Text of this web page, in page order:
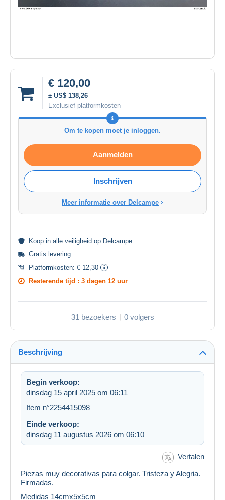
€ 120,00
± US$ 138,26
Exclusief platformkosten
Om te kopen moet je inloggen.
Aanmelden
Inschrijven
Meer informatie over Delcampe
Koop in alle veiligheid op Delcampe
Gratis levering
Platformkosten: € 12,30
Resterende tijd : 3 dagen 12 uur
31 bezoekers 0 volgers
Beschrijving
Begin verkoop:
dinsdag 15 april 2025 om 06:11
Item n°2254415098
Einde verkoop:
dinsdag 11 augustus 2026 om 06:10
Vertalen
Piezas muy decorativas para colgar. Tristeza y Alegria.
Firmadas.
Medidas 14cmx5x5cm